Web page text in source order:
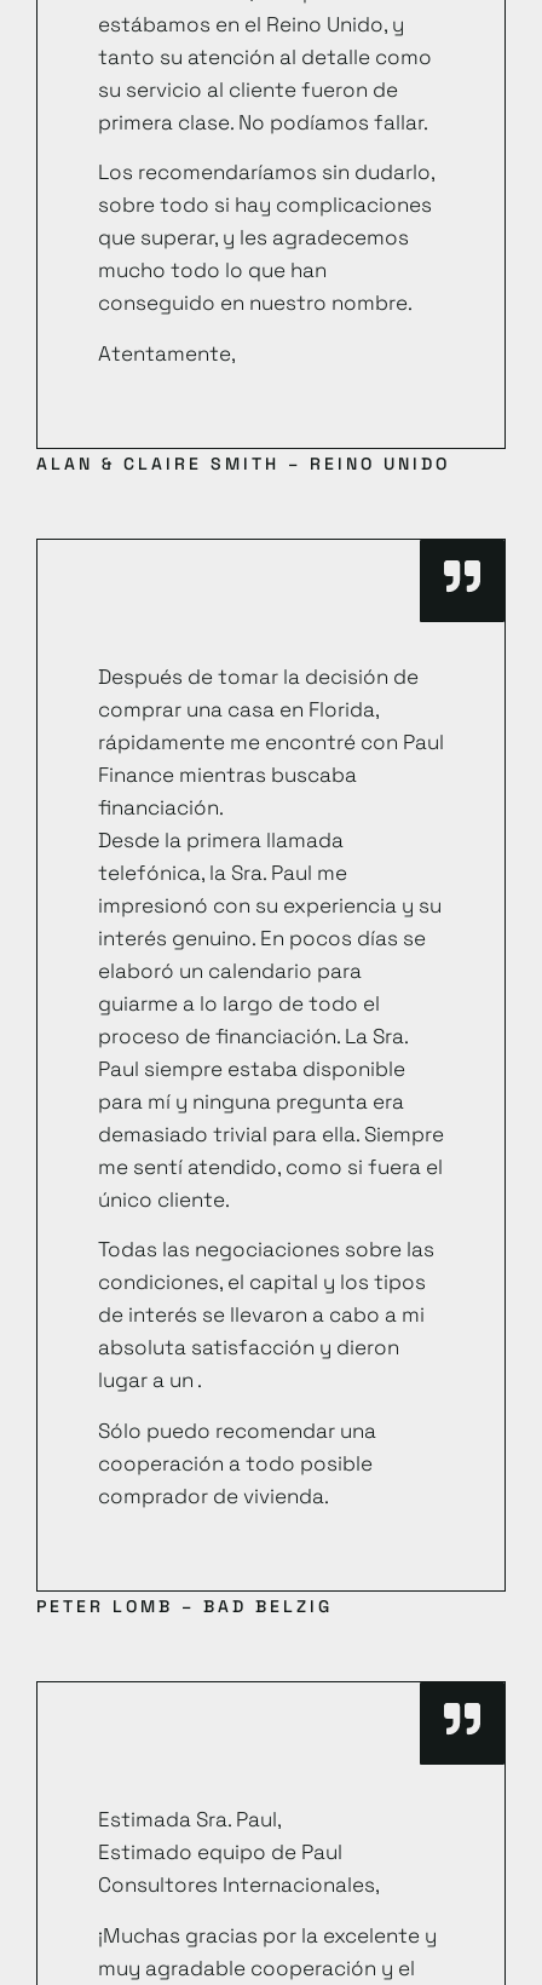
estábamos en el Reino Unido, y
tanto su atención al detalle como
su servicio al cliente fueron de
primera clase. No podíamos fallar.
Los recomendaríamos sin dudarlo,
sobre todo si hay complicaciones
que superar, y les agradecemos
mucho todo lo que han
conseguido en nuestro nombre.
Atentamente,
ALAN & CLAIRE SMITH – REINO UNIDO
Después de tomar la decisión de
comprar una casa en Florida,
rápidamente me encontré con Paul
Finance mientras buscaba
financiación.
Desde la primera llamada
telefónica, la Sra. Paul me
impresionó con su experiencia y su
interés genuino. En pocos días se
elaboró un calendario para
guiarme a lo largo de todo el
proceso de financiación. La Sra.
Paul siempre estaba disponible
para mí y ninguna pregunta era
demasiado trivial para ella. Siempre
me sentí atendido, como si fuera el
único cliente.
Todas las negociaciones sobre las
condiciones, el capital y los tipos
de interés se llevaron a cabo a mi
absoluta satisfacción y dieron
lugar a un .
Sólo puedo recomendar una
cooperación a todo posible
comprador de vivienda.
PETER LOMB – BAD BELZIG
Estimada Sra. Paul,
Estimado equipo de Paul
Consultores Internacionales,
¡Muchas gracias por la excelente y
muy agradable cooperación y el